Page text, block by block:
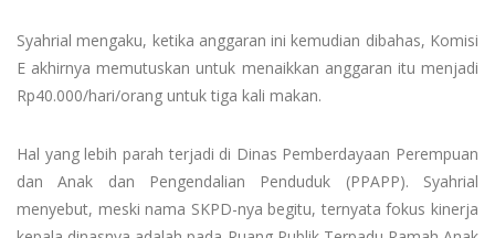
Syahrial mengaku, ketika anggaran ini kemudian dibahas, Komisi
E akhirnya memutuskan untuk menaikkan anggaran itu menjadi
Rp40.000/hari/orang untuk tiga kali makan.
Hal yang lebih parah terjadi di Dinas Pemberdayaan Perempuan
dan Anak dan Pengendalian Penduduk (PPAPP). Syahrial
menyebut, meski nama SKPD-nya begitu, ternyata fokus kinerja